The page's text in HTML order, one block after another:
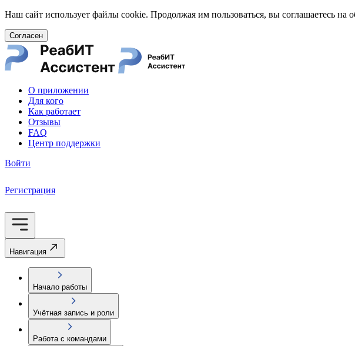
Наш сайт использует файлы cookie. Продолжая им пользоваться, вы соглашаетесь на
Согласен
О приложении
Для кого
Как работает
Отзывы
FAQ
Центр поддержки
Войти
Регистрация
Навигация
Начало работы
Учётная запись и роли
Работа с командами